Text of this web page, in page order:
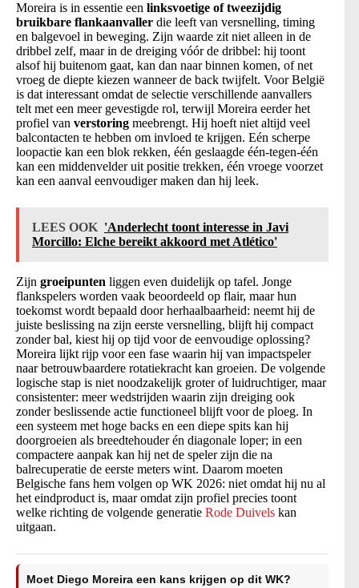
Moreira is in essentie een linksvoetige of tweezijdig
bruikbare flankaanvaller die leeft van versnelling, timing
en balgevoel in beweging. Zijn waarde zit niet alleen in de
dribbel zelf, maar in de dreiging vóór de dribbel: hij toont
alsof hij buitenom gaat, kan dan naar binnen komen, of net
vroeg de diepte kiezen wanneer de back twijfelt. Voor België
is dat interessant omdat de selectie verschillende aanvallers
telt met een meer gevestigde rol, terwijl Moreira eerder het
profiel van verstoring meebrengt. Hij hoeft niet altijd veel
balcontacten te hebben om invloed te krijgen. Eén scherpe
loopactie kan een blok rekken, één geslaagde één-tegen-één
kan een middenvelder uit positie trekken, één vroege voorzet
kan een aanval eenvoudiger maken dan hij leek.
LEES OOK 'Anderlecht toont interesse in Javi
Morcillo: Elche bereikt akkoord met Atlético'
Zijn groeipunten liggen even duidelijk op tafel. Jonge
flankspelers worden vaak beoordeeld op flair, maar hun
toekomst wordt bepaald door herhaalbaarheid: neemt hij de
juiste beslissing na zijn eerste versnelling, blijft hij compact
zonder bal, kiest hij op tijd voor de eenvoudige oplossing?
Moreira lijkt rijp voor een fase waarin hij van impactspeler
naar betrouwbaardere rotatiekracht kan groeien. De volgende
logische stap is niet noodzakelijk groter of luidruchtiger, maar
consistenter: meer wedstrijden waarin zijn dreiging ook
zonder beslissende actie functioneel blijft voor de ploeg. In
een systeem met hoge backs en een diepe spits kan hij
doorgroeien als breedtehouder én diagonale loper; in een
compactere aanpak kan hij net de speler zijn die na
balrecuperatie de eerste meters wint. Daarom moeten
Belgische fans hem volgen op WK 2026: niet omdat hij nu al
het eindproduct is, maar omdat zijn profiel precies toont
welke richting de volgende generatie Rode Duivels kan
uitgaan.
Moet Diego Moreira een kans krijgen op dit WK?